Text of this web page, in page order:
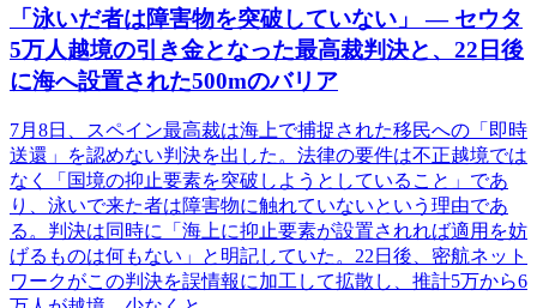
「泳いだ者は障害物を突破していない」 ― セウタ
5万人越境の引き金となった最高裁判決と、22日後
に海へ設置された500mのバリア
7月8日、スペイン最高裁は海上で捕捉された移民への「即時
送還」を認めない判決を出した。法律の要件は不正越境では
なく「国境の抑止要素を突破しようとしていること」であ
り、泳いで来た者は障害物に触れていないという理由であ
る。判決は同時に「海上に抑止要素が設置されれば適用を妨
げるものは何もない」と明記していた。22日後、密航ネット
ワークがこの判決を誤情報に加工して拡散し、推計5万から6